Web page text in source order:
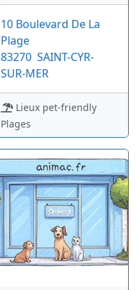
10 Boulevard De La
Plage
83270 SAINT-CYR-
SUR-MER
Lieux pet-friendly
Plages